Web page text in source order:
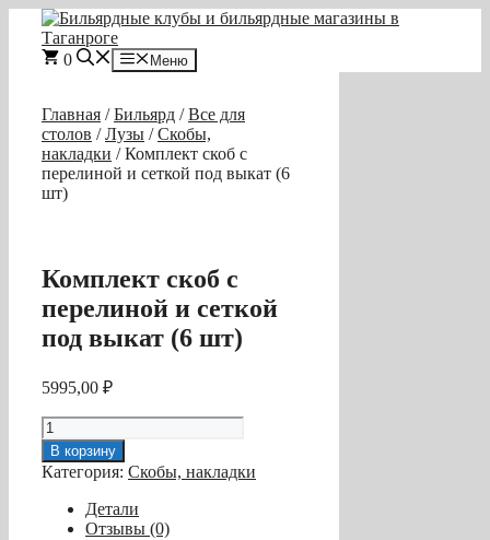
Перейти
содержимому
0 Меню
Главная /Бильярд /Все для
столов /Лузы /Скобы,
накладки / Комплект скоб c
перелиной и сеткой под выкат (6
шт)
Комплект скоб c
перелиной и сеткой
под выкат (6 шт)
5995,00 ₽
Количество
товара
Комплект
скоб
перелиной
В корзину
Категория: Скобы, накладки
Детали
Отзывы (0)